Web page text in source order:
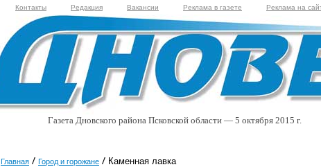
Контакты Редакция Вакансии Реклама в газете Реклама на
Газета Дновского района Псковской области — 5 октября 2015 г.
Главная Город и горожане Каменная лавка